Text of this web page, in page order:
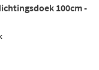
100cm -